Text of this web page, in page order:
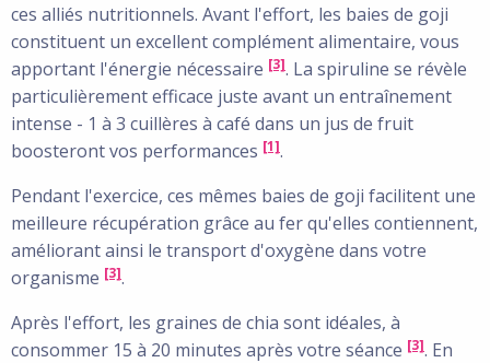
ces alliés nutritionnels. Avant l'effort, les baies de goji
constituent un excellent complément alimentaire, vous
apportant l'énergie nécessaire [3]. La spiruline se révèle
particulièrement efficace juste avant un entraînement
intense - 1 à 3 cuillères à café dans un jus de fruit
boosteront vos performances [1].
Pendant l'exercice, ces mêmes baies de goji facilitent une
meilleure récupération grâce au fer qu'elles contiennent,
améliorant ainsi le transport d'oxygène dans votre
organisme [3].
Après l'effort, les graines de chia sont idéales, à
consommer 15 à 20 minutes après votre séance [3]. En